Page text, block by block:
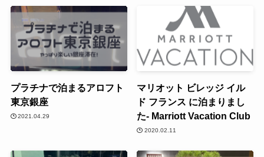
プラチナで泊まるアロフト
東京銀座
2021.04.29
マリオット ビレッジ イル
ド フランス に泊まりまし
た- Marriott Vacation Club
2020.02.11